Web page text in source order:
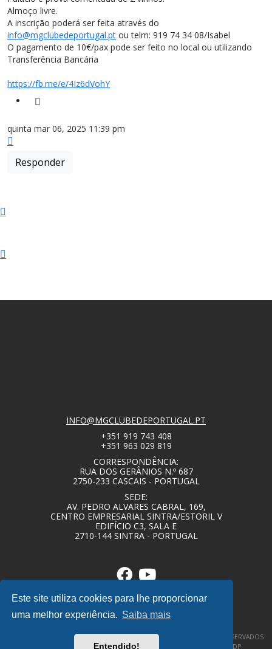
Este site utiliza cookies para lhe proporcionar
uma melhor experiência. Saiba mais
Entendido!
Almoço livre.
A inscrição poderá ser feita através do
info@mgclubedeportugal.pt ou telm: 919 74 34 08/Isabel
O pagamento de 10€/pax pode ser feito no local ou utilizando
Transferência Bancária
https://fb.me/e/4Iz6dVohY
quinta mar 06, 2025 11:39 pm
Responder
INFO@MGCLUBEDEPORTUGAL.PT
+351 919 743 408
+351 963 029 819
CORRESPONDÊNCIA:
RUA DOS GERÂNIOS N.º 687
2750-233 CASCAIS - PORTUGAL
SEDE:
AV. PEDRO ALVARES CABRAL, 169,
CENTRO EMPRESARIAL SINTRA/ESTORIL V
EDIFÍCIO C3, SALA E
2710-144 SINTRA - PORTUGAL
© COPYRIGHT 2020 – MG CLUBE DE PORTUGAL – TODOS OS DIREITOS RESERVADOS
POLÍTICA DE PRIVACIDADE / TERMOS E CONDIÇÕES DESIGNBY|DP